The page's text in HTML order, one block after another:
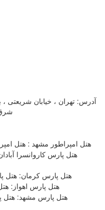
آدرس: تهران ، خیابان شریعتی
هتل امپراطور مشهد : هتل امپراطور
هتل پارس کاروانسرا
هتل پارس کرمان: هتل پارس
هتل پارس اهواز: هتل
هتل پارس مشهد: هتل